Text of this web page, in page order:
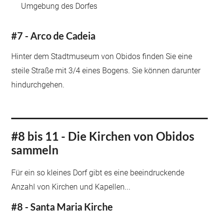
Umgebung des Dorfes
#7 - Arco de Cadeia
Hinter dem Stadtmuseum von Obidos finden Sie eine
steile Straße mit 3/4 eines Bogens. Sie können darunter
hindurchgehen.
#8 bis 11 - Die Kirchen von Obidos
sammeln
Für ein so kleines Dorf gibt es eine beeindruckende
Anzahl von Kirchen und Kapellen...
#8 - Santa Maria Kirche